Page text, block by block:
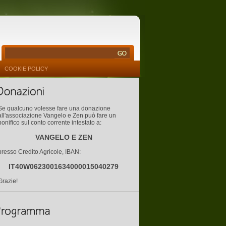
COOKIE POLICY
qualcuno volesse fare una donazione
Vangelo e Zen può fare un
sul conto corrente intestato a:
VANGELO E ZEN
Credito Agricole, IBAN:
IT40W0623001634000015040279